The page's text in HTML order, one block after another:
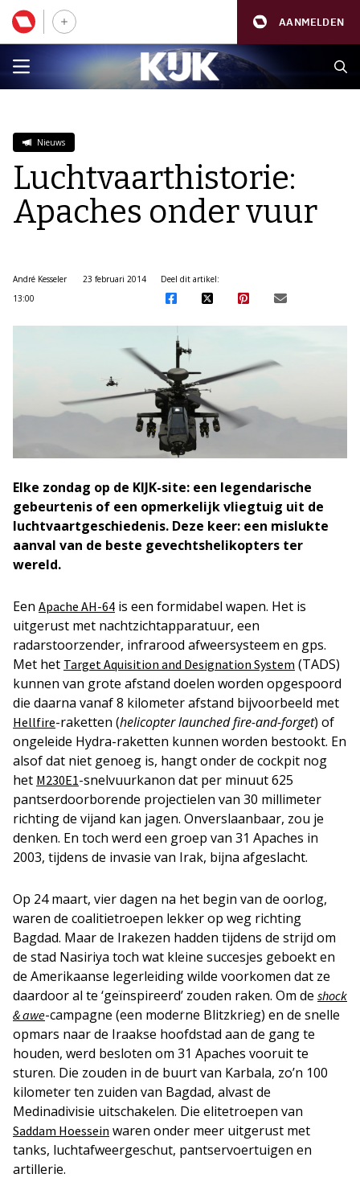
AANMELDEN
Nieuws
Luchtvaarthistorie:
Apaches onder vuur
André Kesseler
23 februari 2014
13:00
Deel dit artikel:
Elke zondag op de KIJK-site: een legendarische
gebeurtenis of een opmerkelijk vliegtuig uit de
luchtvaartgeschiedenis. Deze keer: een mislukte
aanval van de beste gevechtshelikopters ter
wereld.
Een Apache AH-64 is een formidabel wapen. Het is
uitgerust met nachtzichtapparatuur, een
radarstoorzender, infrarood afweersysteem en gps.
Met het Target Aquisition and Designation System (TADS)
kunnen van grote afstand doelen worden opgespoord
die daarna vanaf 8 kilometer afstand bijvoorbeeld met
Hellfire-raketten (helicopter launched fire-and-forget) of
ongeleide Hydra-raketten kunnen worden bestookt. En
alsof dat niet genoeg is, hangt onder de cockpit nog
het M230E1-snelvuurkanon dat per minuut 625
pantserdoorborende projectielen van 30 millimeter
richting de vijand kan jagen. Onverslaanbaar, zou je
denken. En toch werd een groep van 31 Apaches in
2003, tijdens de invasie van Irak, bijna afgeslacht.
Op 24 maart, vier dagen na het begin van de oorlog,
waren de coalitietroepen lekker op weg richting
Bagdad. Maar de Irakezen hadden tijdens de strijd om
de stad Nasiriya toch wat kleine succesjes geboekt en
de Amerikaanse legerleiding wilde voorkomen dat ze
daardoor al te ‘geïnspireerd’ zouden raken. Om de shock
& awe-campagne (een moderne Blitzkrieg) en de snelle
opmars naar de Iraakse hoofdstad aan de gang te
houden, werd besloten om 31 Apaches vooruit te
sturen. Die zouden in de buurt van Karbala, zo’n 100
kilometer ten zuiden van Bagdad, alvast de
Medinadivisie uitschakelen. Die elitetroepen van
Saddam Hoessein waren onder meer uitgerust met
tanks, luchtafweergeschut, pantservoertuigen en
artillerie.